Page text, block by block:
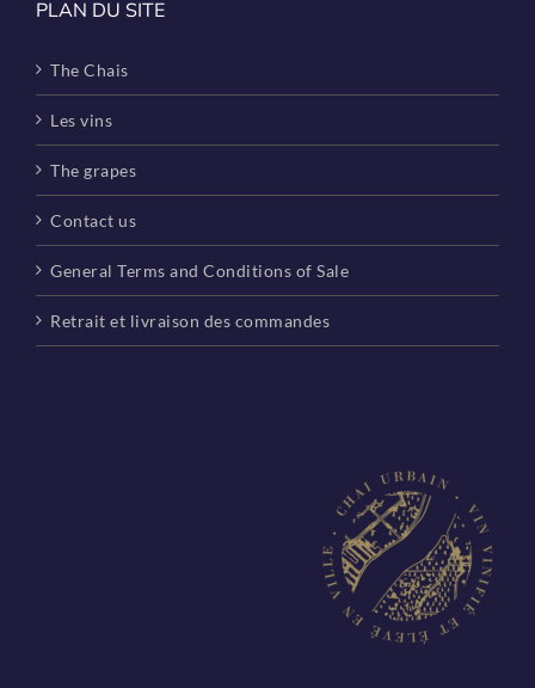
PLAN DU SITE
The Chais
Les vins
The grapes
Contact us
General Terms and Conditions of Sale
Retrait et livraison des commandes